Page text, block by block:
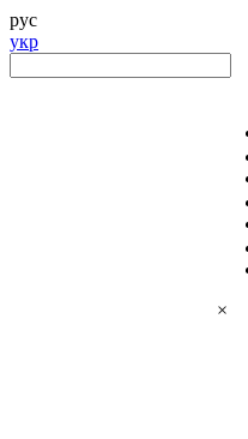
рус
укр
×